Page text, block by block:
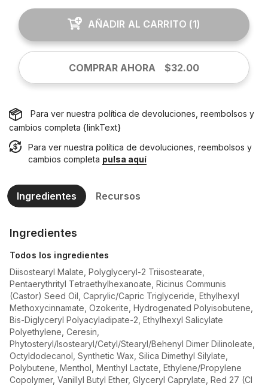
AÑADIR AL CARRITO (1)
COMPRAR AHORA $32.00
Para ver nuestra política de devoluciones, reembolsos y
cambios completa {linkText}
Para ver nuestra política de devoluciones, reembolsos y
cambios completa pulsa aquí
Ingredientes Recursos
Ingredientes
Todos los ingredientes
Diisostearyl Malate, Polyglyceryl-2 Triisostearate,
Pentaerythrityl Tetraethylhexanoate, Ricinus Communis
(Castor) Seed Oil, Caprylic/Capric Triglyceride, Ethylhexyl
Methoxycinnamate, Ozokerite, Hydrogenated Polyisobutene,
Bis-Diglyceryl Polyacyladipate-2, Ethylhexyl Salicylate
Polyethylene, Ceresin,
Phytosteryl/Isostearyl/Cetyl/Stearyl/Behenyl Dimer Dilinoleate,
Octyldodecanol, Synthetic Wax, Silica Dimethyl Silylate,
Polybutene, Menthol, Menthyl Lactate, Ethylene/Propylene
Copolymer, Vanillyl Butyl Ether, Glyceryl Caprylate, Red 27 (CI